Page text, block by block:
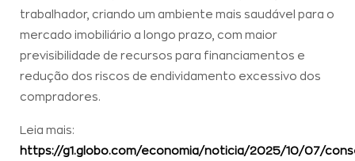
trabalhador, criando um ambiente mais saudável para o
mercado imobiliário a longo prazo, com maior
previsibilidade de recursos para financiamentos e
redução dos riscos de endividamento excessivo dos
compradores.
Leia mais:
https://g1.globo.com/economia/noticia/2025/10/07/